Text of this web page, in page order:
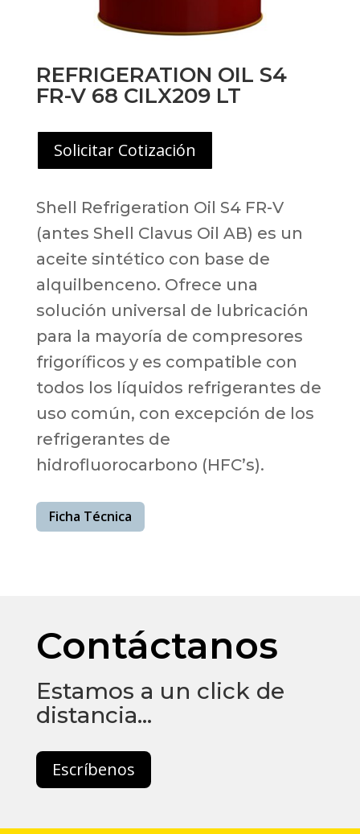
REFRIGERATION OIL S4
FR-V 68 CILX209 LT
Solicitar Cotización
Shell Refrigeration Oil S4 FR-V
(antes Shell Clavus Oil AB) es un
aceite sintético con base de
alquilbenceno. Ofrece una
solución universal de lubricación
para la mayoría de compresores
frigoríficos y es compatible con
todos los líquidos refrigerantes de
uso común, con excepción de los
refrigerantes de
hidrofluorocarbono (HFC’s).
Ficha Técnica
Contáctanos
Estamos a un click de
distancia…
Escríbenos